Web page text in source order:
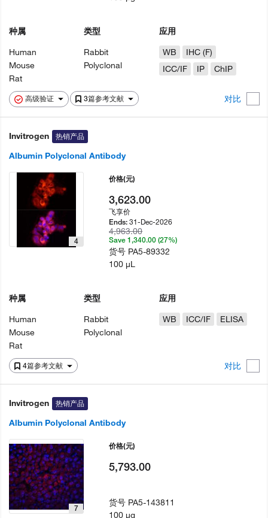
高级验证 3篇参考文献 对比
种属
Human
Mouse
Rat
类型
Rabbit
Polyclonal
应用
WB
IHC (F)
ICC/IF
IP ChIP
Invitrogen 热销产品
Albumin Polyclonal Antibody
4篇参考文献 对比
4
种属
Human
Mouse
Rat
类型
Rabbit
Polyclonal
应用
WB
ICC/IF ELISA
价格(元)
3,623.00
飞享价
Ends:31-Dec-2026
4,963.00
Save 1,340.00 (27%)
货号 PA5-89332
100 µL
Invitrogen 热销产品
Albumin Polyclonal Antibody
7
价格(元)
5,793.00
货号 PA5-143811
100 µg